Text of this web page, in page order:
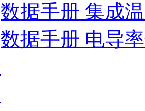
数据手册 集成
数据手册 电导